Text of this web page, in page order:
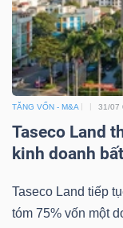
TĂNG VỐN - M&A 31/07
Taseco Land
kinh doanh
Taseco Land tiếp
tóm 75% vốn một
Báo
cáo
phân
tích
(-)
Thuật
(-)